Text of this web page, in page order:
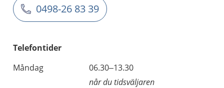
0498-26 83 39
Telefontider
Måndag
06.30–13.30
når du tidsväljaren